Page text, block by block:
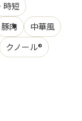
時短
豚肉
中華風
クノール®